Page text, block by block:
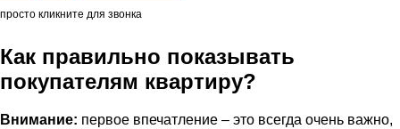
просто кликните для звонка
Как правильно показывать
покупателям квартиру?
Внимание: первое впечатление – это всегда очень важно,